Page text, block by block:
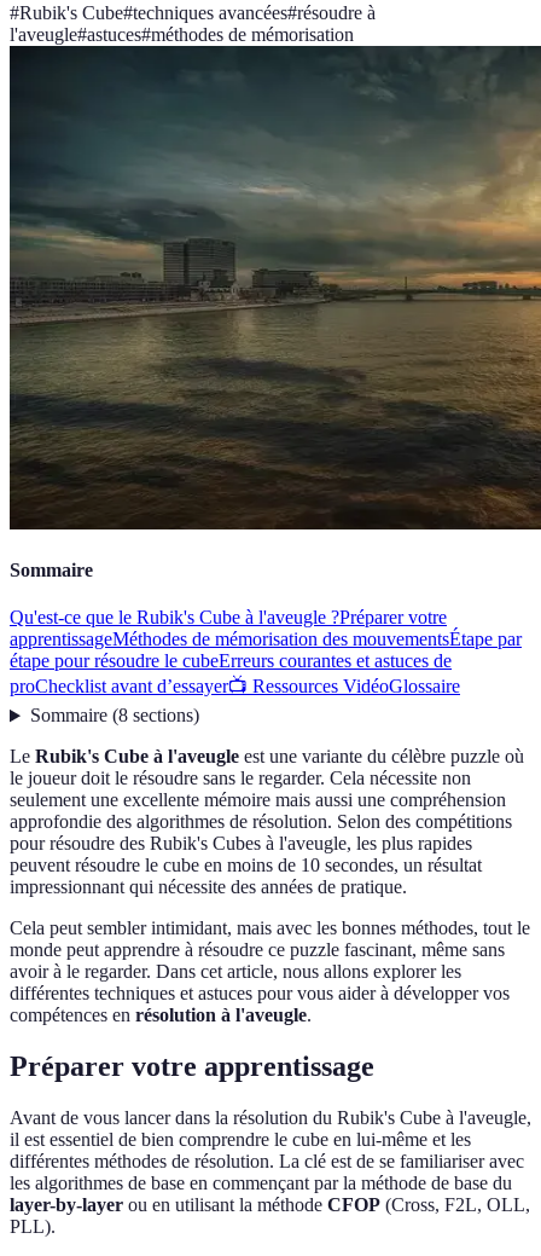
#Rubik's Cube#techniques avancées#résoudre à
l'aveugle#astuces#méthodes de mémorisation
Sommaire
Qu'est-ce que le Rubik's Cube à l'aveugle ?Préparer votre
apprentissageMéthodes de mémorisation des mouvementsÉtape par
étape pour résoudre le cubeErreurs courantes et astuces de
proChecklist avant d’essayer📺 Ressources VidéoGlossaire
Sommaire(8 sections)
Le Rubik's Cube à l'aveugle est une variante du célèbre puzzle où
le joueur doit le résoudre sans le regarder. Cela nécessite non
seulement une excellente mémoire mais aussi une compréhension
approfondie des algorithmes de résolution. Selon des compétitions
pour résoudre des Rubik's Cubes à l'aveugle, les plus rapides
peuvent résoudre le cube en moins de 10 secondes, un résultat
impressionnant qui nécessite des années de pratique.
Cela peut sembler intimidant, mais avec les bonnes méthodes, tout le
monde peut apprendre à résoudre ce puzzle fascinant, même sans
avoir à le regarder. Dans cet article, nous allons explorer les
différentes techniques et astuces pour vous aider à développer vos
compétences en résolution à l'aveugle.
Préparer votre apprentissage
Avant de vous lancer dans la résolution du Rubik's Cube à l'aveugle,
il est essentiel de bien comprendre le cube en lui-même et les
différentes méthodes de résolution. La clé est de se familiariser avec
les algorithmes de base en commençant par la méthode de base du
layer-by-layer ou en utilisant la méthode CFOP (Cross, F2L, OLL,
PLL).